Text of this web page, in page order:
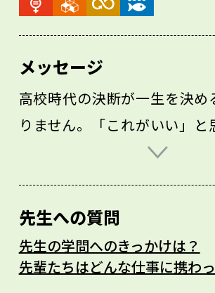
メッセージ
高校時代の決断が一生を決め
りません。「これがいい」と
あれば、まずはその道に進ん
で大学教員になったので、そ
考え抜いて決めた選択や縁を
重要だと感じます。
先生への質問
先生の学問へのきっかけは？
先輩たちはどんな仕事に携わ